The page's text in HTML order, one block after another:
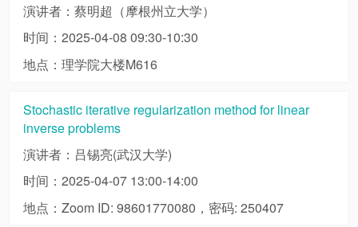
演讲者：蔡明超（摩根州立大学）
时间：2025-04-08 09:30-10:30
地点：理学院大楼M616
Stochastic iterative regularization method for linear
inverse problems
演讲者：吕锡亮(武汉大学)
时间：2025-04-07 13:00-14:00
地点：Zoom ID: 98601770080，密码: 250407